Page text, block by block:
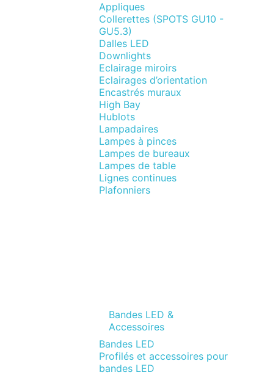
Appliques
Collerettes (SPOTS GU10 -
GU5.3)
Dalles LED
Downlights
Eclairage miroirs
Eclairages d’orientation
Encastrés muraux
High Bay
Hublots
Lampadaires
Lampes à pinces
Lampes de bureaux
Lampes de table
Lignes continues
Plafonniers
Bandes LED &
Accessoires
Bandes LED
Profilés et accessoires pour
bandes LED